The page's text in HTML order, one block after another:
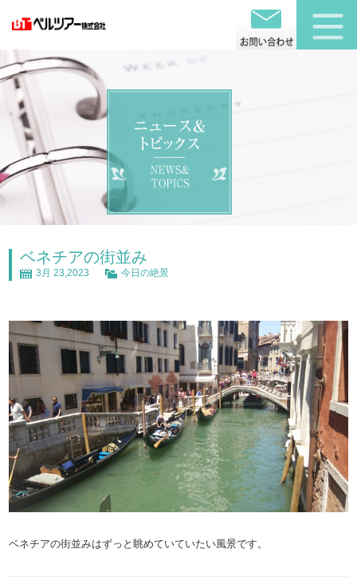
ベネチアの街並み
3月 23,2023 今日の絶景
ベネチアの街並みはずっと眺めていていたい風景です。